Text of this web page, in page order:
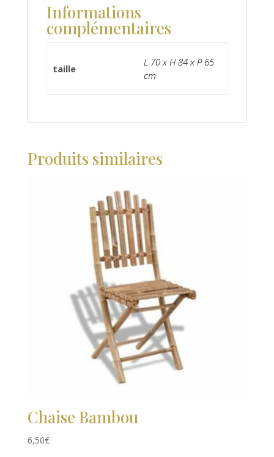
Informations
complémentaires
taille
L 70 x H 84 x P 65
cm
Produits similaires
Chaise Bambou
6,50€